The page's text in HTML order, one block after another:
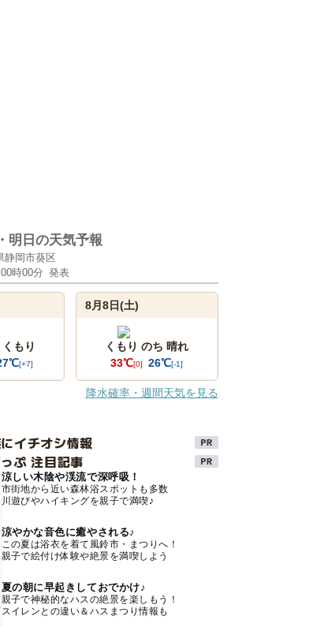
明日の天気予報
静岡市葵区
時00分 発表
もり
[+7]
8月8日(土)
くもり のち 晴れ
33℃[0] 26℃[-1]
降水確率・週間天気を見る
イチオシ情報
ぷ 注目記事
涼しい木陰や渓流で深呼吸！
市街地から近い森林浴スポットも多数
川遊びやハイキングを親子で満喫♪
涼やかな音色に癒やされる♪
この夏は浴衣を着て風鈴市・まつりへ！
親子で絵付け体験や絶景を満喫しよう
夏の朝に早起きしておでかけ♪
親子で神秘的なハスの絶景を楽しもう！
スイレンとの違い＆ハスまつり情報も